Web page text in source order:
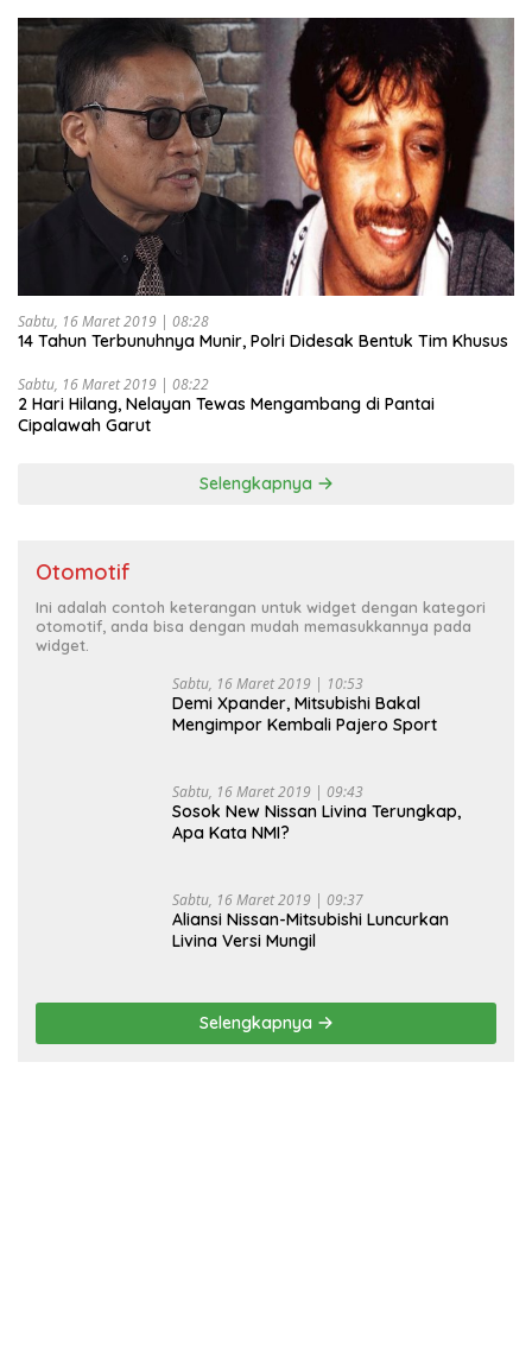
Sabtu, 16 Maret 2019 | 08:28
14 Tahun Terbunuhnya Munir, Polri Didesak Bentuk Tim Khusus
Sabtu, 16 Maret 2019 | 08:22
2 Hari Hilang, Nelayan Tewas Mengambang di Pantai
Cipalawah Garut
Selengkapnya
Otomotif
Ini adalah contoh keterangan untuk widget dengan kategori
otomotif, anda bisa dengan mudah memasukkannya pada
widget.
Sabtu, 16 Maret 2019 | 10:53
Demi Xpander, Mitsubishi Bakal
Mengimpor Kembali Pajero Sport
Sabtu, 16 Maret 2019 | 09:43
Sosok New Nissan Livina Terungkap,
Apa Kata NMI?
Sabtu, 16 Maret 2019 | 09:37
Aliansi Nissan-Mitsubishi Luncurkan
Livina Versi Mungil
Selengkapnya